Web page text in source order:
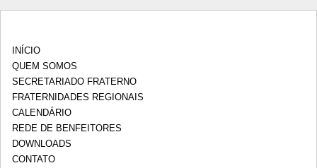
INÍCIO
QUEM SOMOS
SECRETARIADO FRATERNO
FRATERNIDADES REGIONAIS
CALENDÁRIO
REDE DE BENFEITORES
DOWNLOADS
CONTATO